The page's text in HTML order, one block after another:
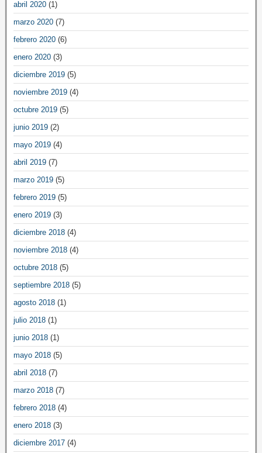
abril 2020 (1)
marzo 2020 (7)
febrero 2020 (6)
enero 2020 (3)
diciembre 2019 (5)
noviembre 2019 (4)
octubre 2019 (5)
junio 2019 (2)
mayo 2019 (4)
abril 2019 (7)
marzo 2019 (5)
febrero 2019 (5)
enero 2019 (3)
diciembre 2018 (4)
noviembre 2018 (4)
octubre 2018 (5)
septiembre 2018 (5)
agosto 2018 (1)
julio 2018 (1)
junio 2018 (1)
mayo 2018 (5)
abril 2018 (7)
marzo 2018 (7)
febrero 2018 (4)
enero 2018 (3)
diciembre 2017 (4)